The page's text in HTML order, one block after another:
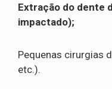
Extração do dente
impactado);
Pequenas cirurgias
etc.).